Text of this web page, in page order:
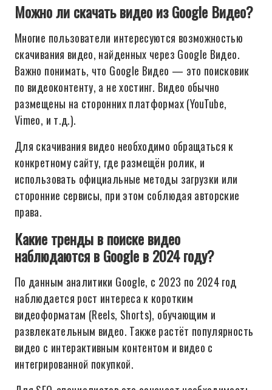
Можно ли скачать видео из Google Видео?
Многие пользователи интересуются возможностью
скачивания видео, найденных через Google Видео.
Важно понимать, что Google Видео — это поисковик
по видеоконтенту, а не хостинг. Видео обычно
размещены на сторонних платформах (YouTube,
Vimeo, и т.д.).
Для скачивания видео необходимо обращаться к
конкретному сайту, где размещён ролик, и
использовать официальные методы загрузки или
сторонние сервисы, при этом соблюдая авторские
права.
Какие тренды в поиске видео
наблюдаются в Google в 2024 году?
По данным аналитики Google, с 2023 по 2024 год
наблюдается рост интереса к коротким
видеоформатам (Reels, Shorts), обучающим и
развлекательным видео. Также растёт популярность
видео с интерактивным контентом и видео с
интегрированной покупкой.